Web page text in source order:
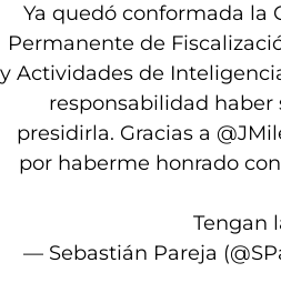
Ya quedó conformada la
Permanente de
y Actividades de
responsabilidad haber
presidirla. Gracias a
por haberme honrado
Tengan
— Sebastián Pareja